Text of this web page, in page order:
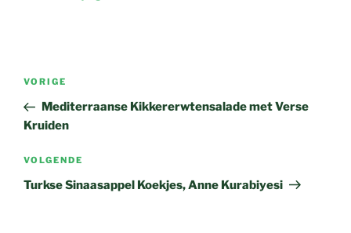
Bericht
Vorig
bericht
VORIGE
Mediterraanse Kikkererwtensalade met Verse
Kruiden
Volgend
bericht
VOLGENDE
Turkse Sinaasappel Koekjes, Anne Kurabiyesi